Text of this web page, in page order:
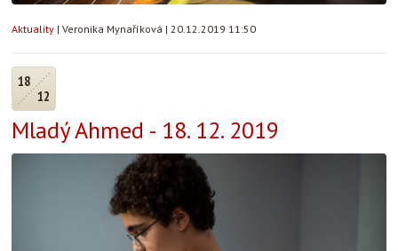
Aktuality | Veronika Mynaříková | 20.12.2019 11:50
18
12
Mladý Ahmed - 18. 12. 2019